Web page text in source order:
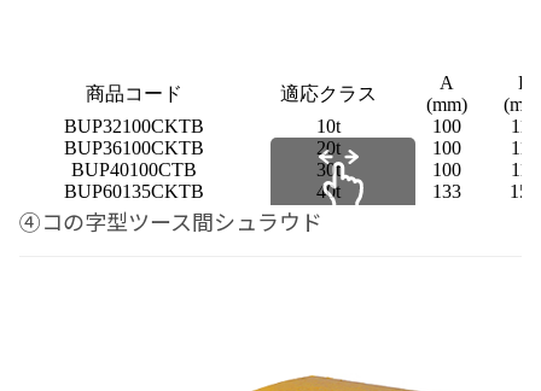
商品コード 適応クラス
A
(mm)
B
BUP32100CKTB
10t 100
112
BUP36100CKTB
20t 100
112
BUP40100CTB
30t 100
112
BUP60135CKTB
40t 133 152
スクロールできます
④コの字型ツース間シュラウド